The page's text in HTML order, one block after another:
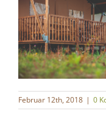
Februar 12th, 2018 | 0